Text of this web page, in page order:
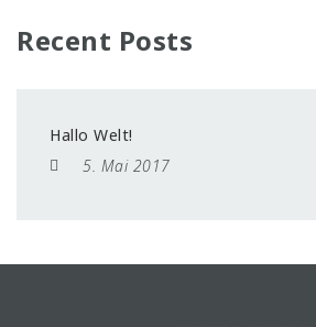
Recent Posts
Hallo Welt!
5. Mai 2017